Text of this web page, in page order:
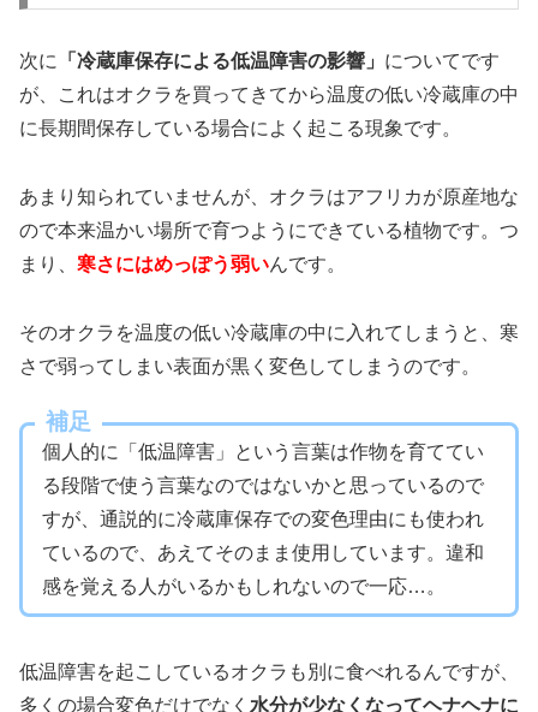
次に 「冷蔵庫保存による低温障害の影響」 についてです
が、これはオクラを買ってきてから温度の低い冷蔵庫の中
に長期間保存している場合によく起こる現象です。
あまり知られていませんが、オクラはアフリカが原産地な
ので本来温かい場所で育つようにできている植物です。つ
まり、 寒さにはめっぽう弱いんです。
そのオクラを温度の低い冷蔵庫の中に入れてしまうと、寒
さで弱ってしまい表面が黒く変色してしまうのです。
補足
個人的に「低温障害」という言葉は作物を育ててい
る段階で使う言葉なのではないかと思っているので
すが、通説的に冷蔵庫保存での変色理由にも使われ
ているので、あえてそのまま使用しています。違和
感を覚える人がいるかもしれないので一応…。
低温障害を起こしているオクラも別に食べれるんですが、
多くの場合変色だけでなく 水分が少なくなってヘナヘナに